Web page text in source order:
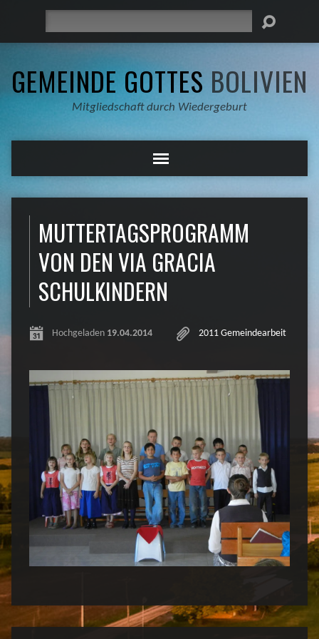
GEMEINDE GOTTES BOLIVIEN
Mitgliedschaft durch Wiedergeburt
MUTTERTAGSPROGRAMM
VON DEN VIA GRACIA
SCHULKINDERN
Hochgeladen 19.04.2014 2011 Gemeindearbeit